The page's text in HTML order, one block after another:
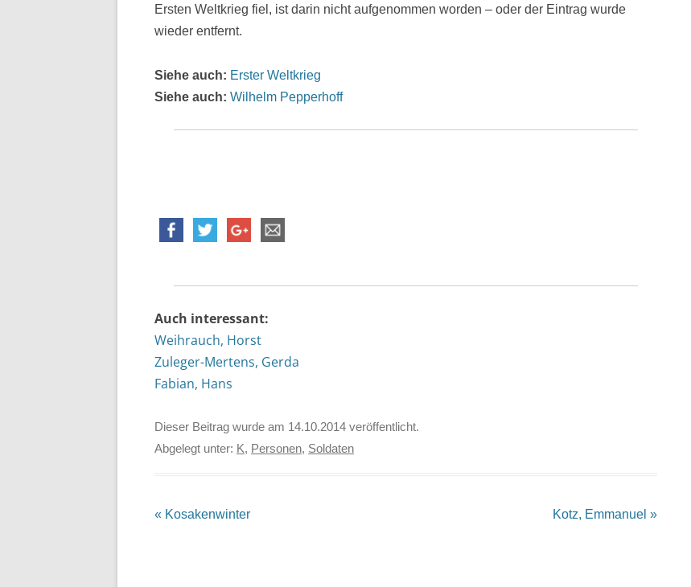
Ersten Weltkrieg fiel, ist darin nicht aufgenommen worden – oder der Eintrag wurde
wieder entfernt.
Siehe auch: Erster Weltkrieg
Siehe auch: Wilhelm Pepperhoff
Auch interessant:
Weihrauch, Horst
Zuleger-Mertens, Gerda
Fabian, Hans
Dieser Beitrag wurde am 14.10.2014 veröffentlicht.
Abgelegt unter: K, Personen, Soldaten
Beitrags-
« Kosakenwinter Kotz, Emmanuel »